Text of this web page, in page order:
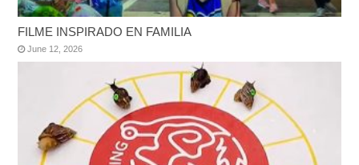
FILME INSPIRADO EN FAMILIA
June 12, 2026